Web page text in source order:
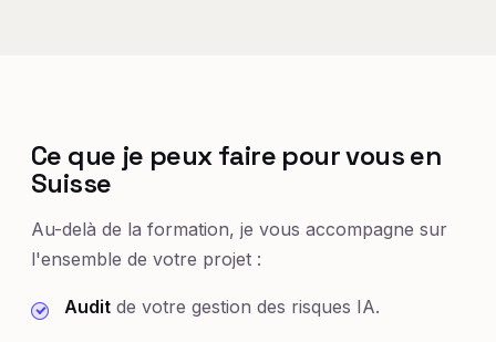
Ce que je peux faire pour vous en
Suisse
Au-delà de la formation, je vous accompagne sur
l'ensemble de votre projet :
Audit de votre gestion des risques IA.